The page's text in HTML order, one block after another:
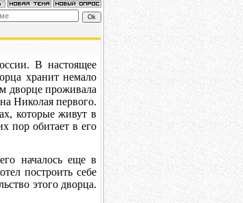
В настоящее
хранит немало
дворце проживала
Николая первого.
которые живут в
пор обитает в его
началось еще в
построить себе
этого дворца.